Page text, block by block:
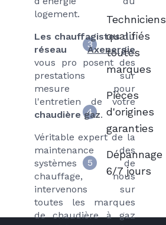
logement.
Les chauffagistesdu
réseau
Axenergie
vous pro posent des
prestations sur
mesure pour
l'entretien de votre
chaudière gaz.
Véritable expert de la
maintenance des
systèmes de
chauffage, nous
intervenons sur
toutes les marques
de chaudière à gaz
3
Techniciens
qualifiés
toutes
marques
4
Pièces
d'origines
garanties
5
Dépannage
6/7 jours